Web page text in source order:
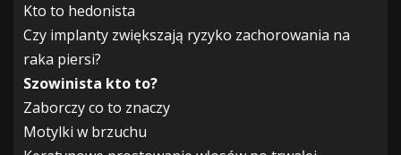
Kto to hedonista
Czy implanty zwiększają ryzyko zachorowania na
raka piersi?
Szowinista kto to?
Zaborczy co to znaczy
Motylki w brzuchu